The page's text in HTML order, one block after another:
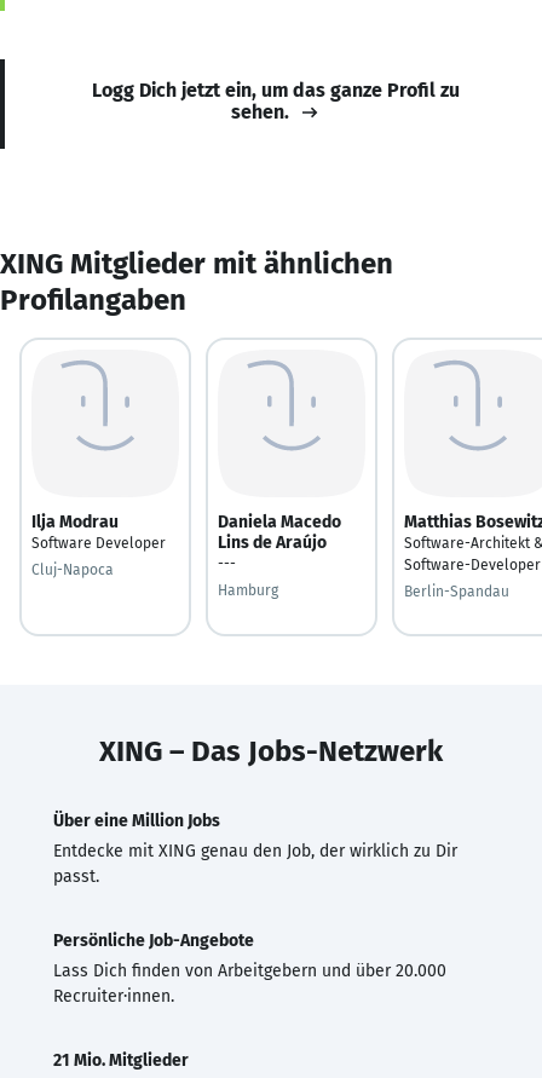
Logg Dich jetzt ein, um das ganze Profil zu
sehen.
XING Mitglieder mit ähnlichen
Profilangaben
Ilja Modrau
Software Developer
Cluj-Napoca
Daniela Macedo
Lins de Araújo
---
Hamburg
Matthias
Software-Architekt
Software-Developer
Berlin-Spandau
XING – Das Jobs-Netzwerk
Über eine Million Jobs
Entdecke mit XING genau den Job, der wirklich zu Dir
passt.
Persönliche Job-Angebote
Lass Dich finden von Arbeitgebern und über 20.000
Recruiter·innen.
21 Mio. Mitglieder